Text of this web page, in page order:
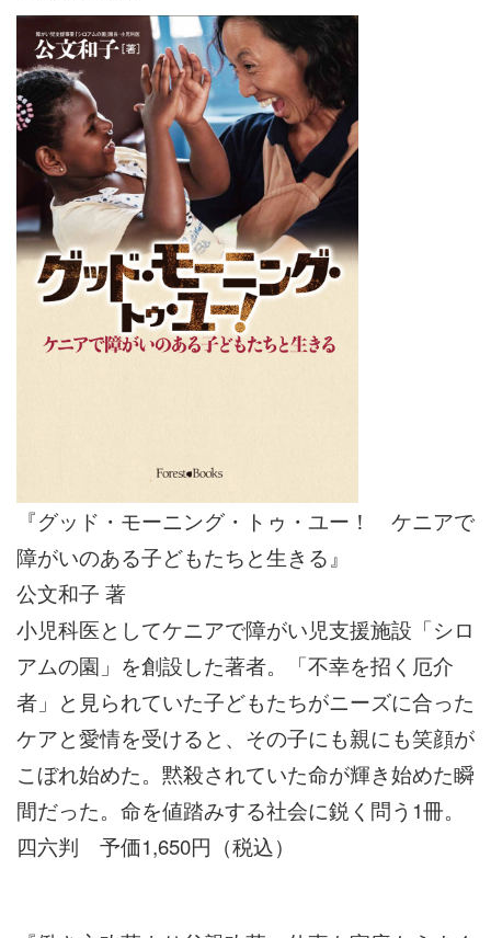
『グッド・モーニング・トゥ・ユー！ ケニアで
障がいのある子どもたちと生きる』
公文和子 著
小児科医としてケニアで障がい児支援施設「シロ
アムの園」を創設した著者。「不幸を招く厄介
者」と見られていた子どもたちがニーズに合った
ケアと愛情を受けると、その子にも親にも笑顔が
こぼれ始めた。黙殺されていた命が輝き始めた瞬
間だった。命を値踏みする社会に鋭く問う1冊。
四六判 予価1,650円（税込）